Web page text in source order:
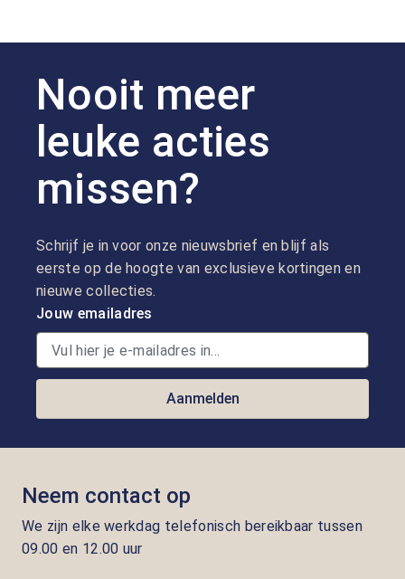
Nooit meer
leuke acties
missen?
Schrijf je in voor onze nieuwsbrief en blijf als
eerste op de hoogte van exclusieve kortingen en
nieuwe collecties.
Jouw emailadres
Aanmelden
Neem contact op
We zijn elke werkdag telefonisch bereikbaar tussen
09.00 en 12.00 uur